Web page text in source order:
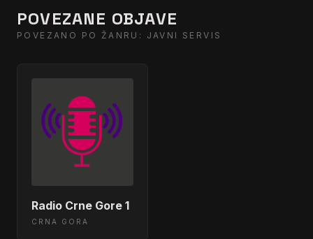
POVEZANE OBJAVE
POVEZANO PO ŽANRU: JAVNI SERVIS
Radio Crne Gore 1
CRNA GORA